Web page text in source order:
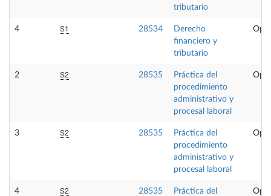
tributario
4 S1 28534
Derecho
financiero y
tributario
2 S2 28535
Práctica del
procedimiento
administrativo y
procesal laboral
3 S2 28535
Práctica del
procedimiento
administrativo y
procesal laboral
4 S2 28535
Práctica del